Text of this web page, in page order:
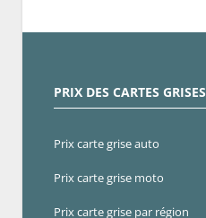
PRIX DES CARTES GRISES
Prix carte grise auto
Prix carte grise moto
Prix carte grise par région